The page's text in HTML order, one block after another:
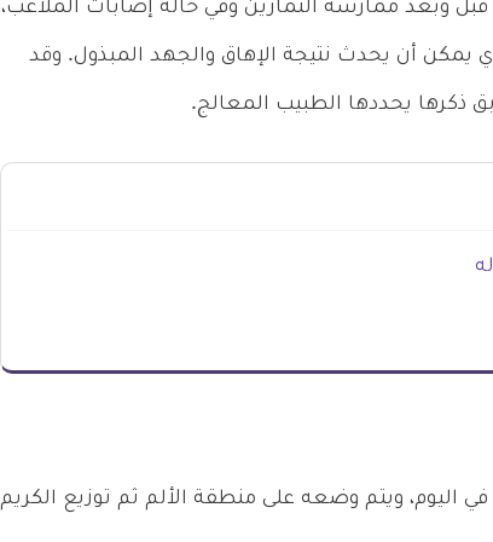
وبعد ممارسة التمارين وفي حالة إصابات الملاعب،
يمكن أن يحدث نتيجة الإهاق والجهد المبذول. وقد
ذكرها يحددها الطبيب المعالج.
استخدام هذا الكريم مرتين أو 3 مرات في اليوم، ويتم وضعه على منطقة الألم ثم توزيع الكريم